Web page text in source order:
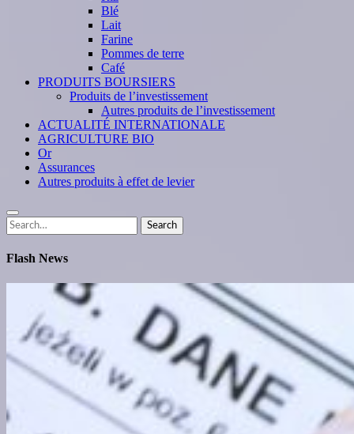
Blé
Lait
Farine
Pommes de terre
Café
PRODUITS BOURSIERS
Produits de l’investissement
Autres produits de l’investissement
ACTUALITÉ INTERNATIONALE
AGRICULTURE BIO
Or
Assurances
Autres produits à effet de levier
Search
for:
Search
Flash News